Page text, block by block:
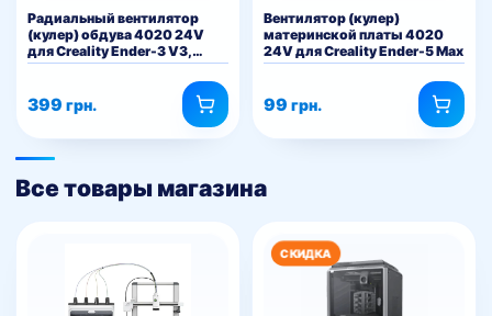
Радиальный вентилятор
(кулер) обдува 4020 24V
для Creality Ender-3 V3,
Ender-3 V3 Plus, Ender-5 Max
399 грн.
Вентилятор (кулер)
материнской платы 4020
24V для Creality Ender-5 Max
99 грн.
Все товары магазина